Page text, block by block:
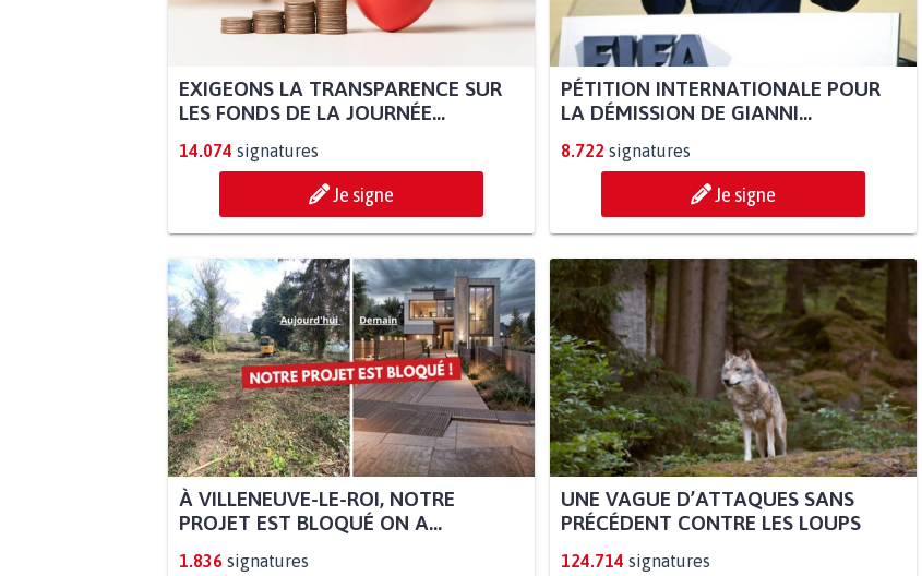
EXIGEONS LA TRANSPARENCE SUR
LES FONDS DE LA JOURNÉE...
14.074 signatures
Je signe
PÉTITION INTERNATIONALE POUR
LA DÉMISSION DE GIANNI...
8.722 signatures
Je signe
À VILLENEUVE-LE-ROI, NOTRE
PROJET EST BLOQUÉ ON A...
1.836 signatures
UNE VAGUE D’ATTAQUES SANS
PRÉCÉDENT CONTRE LES LOUPS
124.714 signatures